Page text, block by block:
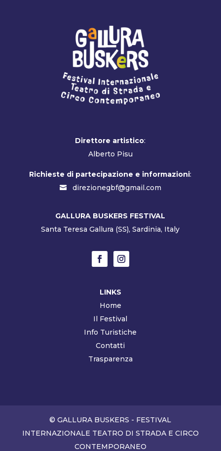
Direttore artistico:
Alberto Pisu
Richieste di partecipazione e informazioni:
direzionegbf@gmail.com
GALLURA BUSKERS FESTIVAL
Santa Teresa Gallura (SS), Sardinia, Italy
LINKS
Home
Il Festival
Info Turistiche
Contatti
Trasparenza
© GALLURA BUSKERS - FESTIVAL
INTERNAZIONALE TEATRO DI STRADA E CIRCO
CONTEMPORANEO